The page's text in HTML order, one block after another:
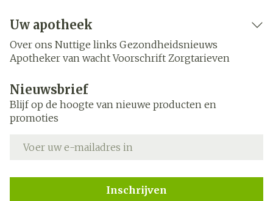
Uw apotheek
Over ons Nuttige links Gezondheidsnieuws
Apotheker van wacht Voorschrift Zorgtarieven
Nieuwsbrief
Blijf op de hoogte van nieuwe producten en
promoties
Inschrijven